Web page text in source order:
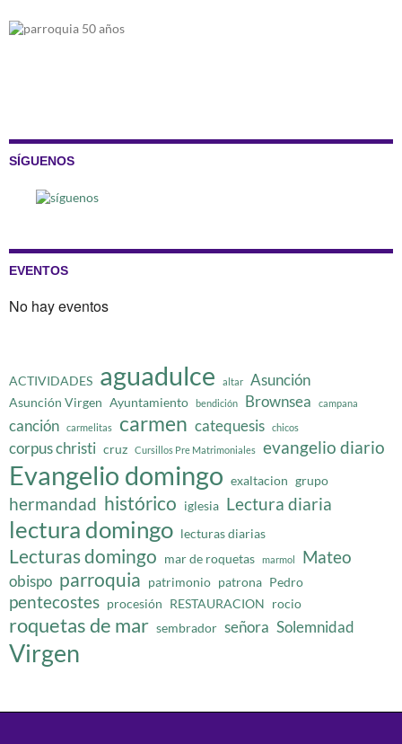
SÍGUENOS
EVENTOS
No hay eventos
ACTIVIDADES aguadulce altar Asunción
Asunción Virgen Ayuntamiento bendición Brownsea campana
canción carmelitas carmen catequesis chicos
corpus christi cruz Cursillos Pre Matrimoniales evangelio diario
Evangelio domingo exaltacion grupo
hermandad histórico iglesia Lectura diaria
lectura domingo lecturas diarias
Lecturas domingo mar de roquetas marmol Mateo
obispo parroquia patrimonio patrona Pedro
pentecostes procesión RESTAURACION rocio
roquetas de mar sembrador señora Solemnidad
Virgen